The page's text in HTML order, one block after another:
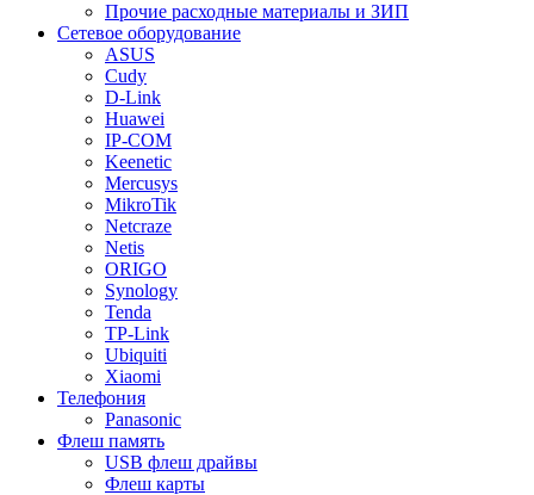
Прочие расходные материалы и ЗИП
Сетевое оборудование
ASUS
Cudy
D-Link
Huawei
IP-COM
Keenetic
Mercusys
MikroTik
Netcraze
Netis
ORIGO
Synology
Tenda
TP-Link
Ubiquiti
Xiaomi
Телефония
Panasonic
Флеш память
USB флеш драйвы
Флеш карты